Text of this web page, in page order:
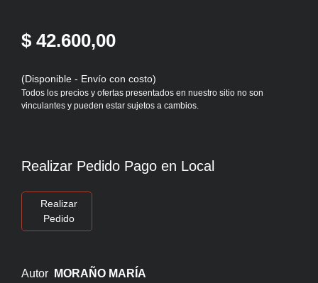
$ 42.600,00
(Disponible - Envío con costo)
Todos los precios y ofertas presentados en nuestro sitio no son
vinculantes y pueden estar sujetos a cambios.
Realizar Pedido Pago en Local
Realizar
Pedido
Autor
MORAÑO MARÍA